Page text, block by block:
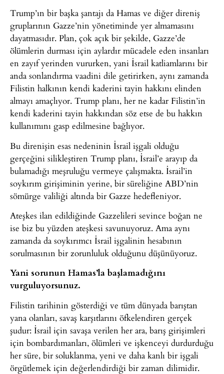
Trump’ın bir başka şantajı da Hamas ve diğer direniş
gruplarının Gazze’nin yönetiminde yer almamasını
dayatmasıdır. Plan, çok açık bir şekilde, Gazze’de
ölümlerin durması için aylardır mücadele eden insanları
en zayıf yerinden vururken, yani İsrail katliamlarını bir
anda sonlandırma vaadini dile getirirken, aynı zamanda
Filistin halkının kendi kaderini tayin hakkını elinden
almayı amaçlıyor. Trump planı, her ne kadar Filistin’in
kendi kaderini tayin hakkından söz etse de bu hakkın
kullanımını gasp edilmesine bağlıyor.
Bu direnişin esas nedeninin İsrail işgali olduğu
gerçeğini silikleştiren Trump planı, İsrail’e arayıp da
bulamadığı meşruluğu vermeye çalışmakta. İsrail’in
soykırım girişiminin yerine, bir süreliğine ABD’nin
sömürge valiliği altında bir Gazze hedefleniyor.
Ateşkes ilan edildiğinde Gazzelileri sevince boğan ne
ise biz bu yüzden ateşkesi savunuyoruz. Ama aynı
zamanda da soykırımcı İsrail işgalinin hesabının
sorulmasının bir zorunluluk olduğunu düşünüyoruz.
Yani sorunun Hamas’la başlamadığını
vurguluyorsunuz.
Filistin tarihinin gösterdiği ve tüm dünyada barıştan
yana olanları, savaş karşıtlarını öfkelendiren gerçek
şudur: İsrail için savaşa verilen her ara, barış girişimleri
için bombardımanları, ölümleri ve işkenceyi durdurduğu
her süre, bir soluklanma, yeni ve daha kanlı bir işgali
örgütlemek için değerlendirdiği bir zaman dilimidir.